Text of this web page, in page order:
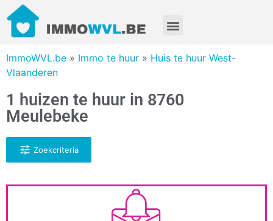
ImmoWVL.be » Immo te huur » Huis te huur West-
Vlaanderen
1 huizen te huur in 8760
Meulebeke
Zoekcriteria